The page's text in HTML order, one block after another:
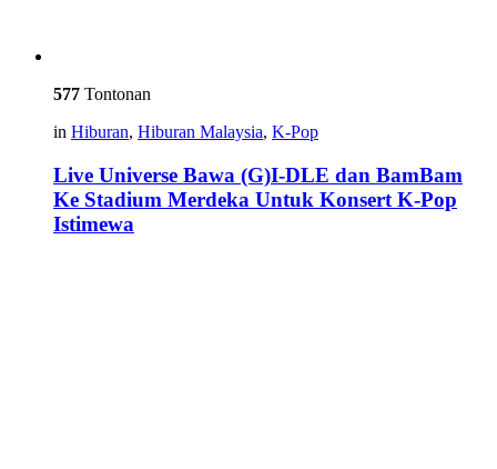
577 Tontonan
in Hiburan, Hiburan Malaysia, K-Pop
Live Universe Bawa (G)I-DLE dan BamBam
Ke Stadium Merdeka Untuk Konsert K-Pop
Istimewa